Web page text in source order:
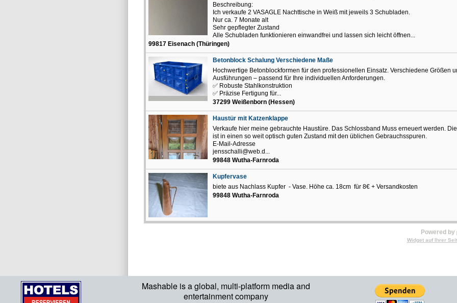
Mashable is a global, multi-platform media and
entertainment company
Beschreibung:
Ich verkaufe 2 VASAGLE Nachttische in Weiß mit jeweils 3 Schubladen.
Nur ca. 7 Monate alt
Sehr gepflegter Zustand
Alle Schubladen funktionieren einwandfrei und lassen sich leicht öffnen...
99817 Eisenach (Thüringen)
Betonblock Schalung Verschiedene Maße
Hochwertige Betonblockformen für den professionellen Einsatz. Verschiedene Größen
Ausführungen – passend für Ihre individuellen Anforderungen.
✅ Robuste Stahlkonstruktion
✅ Präzise Fertigung für...
37299 Weißenborn (Hessen)
Haustür mit Katzenklappe
Verkaufe hier meine gebrauchte Haustüre. Das Schlossband Muss erneuert werden.
ist in einen so weit optisch guten Zustand mit den üblichen Gebrauchsspuren.
E-Mail-Adresse
jensschalli@web.d...
99848 Wutha-Farnroda
Kupfervase
biete aus Nachlass Kupfer - Vase. Höhe ca. 18cm für 8€ + Versandkosten
99848 Wutha-Farnroda
Powered by
Widget auf Ihrer